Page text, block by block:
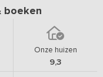
boeken
Onze huizen
9,3